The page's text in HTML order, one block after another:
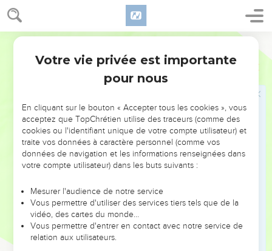
Habacuc 3
13 Tu sors pour délivrer ton peuple, pour délivrer celui que tu
as consacré par onction. Tu brises le faîte de la maison du
méchant, tu la détruis de fond en comble. – Pause.
Tu transperces de leurs propres flèches la tête de ses
chefs qui se précipitaient comme une tempête pour nous
disperser. Ils poussaient des cris de joie, comme s'ils
dévoraient déjà le malheureux dans leur repaire.
Avec tes chevaux tu parcours la mer, le bouillonnement
de grandes eaux.
J'ai entendu et je suis tout bouleversé. A cette voix, mes
lèvres tremblent, la pourriture vient dans mes os et mes
détresse, le jour où notre assaillant marchera contre le
peuple.
En effet, le figuier ne fleurira pas, la vigne ne produira rien,
le fruit de l'olivier manquera, les champs ne donneront pas
Votre vie privée est importante
pour nous
En cliquant sur le bouton « Accepter tous les cookies », vous
acceptez que TopChrétien utilise des traceurs (comme des
cookies ou l'identifiant unique de votre compte utilisateur) et
traite vos données à caractère personnel (comme vos
données de navigation et les informations renseignées dans
votre compte utilisateur) dans les buts suivants :
Mesurer l'audience de notre service
Vous permettre d'utiliser des services tiers tels que de la
vidéo, des cartes du monde…
Vous permettre d'entrer en contact avec notre service de
relation aux utilisateurs.